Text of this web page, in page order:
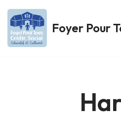
Aller
au
Foyer Pour